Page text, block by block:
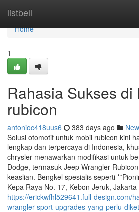
listbell
Home
Home
1
Rahasia Sukses di
rubicon
antonioc418uus6 383 days ago
Solusi otomotif untuk mobil rubicon kini
lengkap dan terpercaya di Indonesia,
chrysler menawarkan modifikasi untuk
Dodge, termasuk Jeep Wrangler
keaslian. Bengkel spesialis seperti
Kepa Raya No. 17, Kebon Jeruk, Jakarta
https://erickwfhl529641.full-design.com/
wrangler-sport-upgrades-yang-perlu-